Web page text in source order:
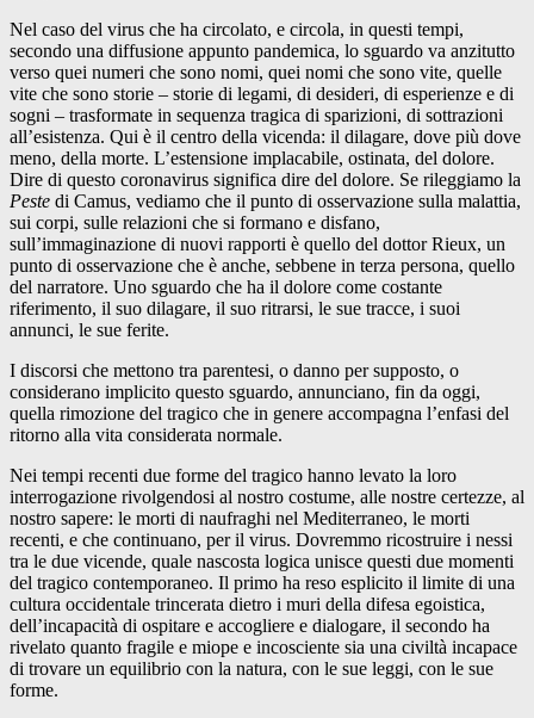
Nel caso del virus che ha circolato, e circola, in questi tempi,
secondo una diffusione appunto pandemica, lo sguardo va anzitutto
verso quei numeri che sono nomi, quei nomi che sono vite, quelle
vite che sono storie – storie di legami, di desideri, di esperienze e di
sogni – trasformate in sequenza tragica di sparizioni, di sottrazioni
all’esistenza. Qui è il centro della vicenda: il dilagare, dove più dove
meno, della morte. L’estensione implacabile, ostinata, del dolore.
Dire di questo coronavirus significa dire del dolore. Se rileggiamo la
Peste di Camus, vediamo che il punto di osservazione sulla malattia,
sui corpi, sulle relazioni che si formano e disfano,
sull’immaginazione di nuovi rapporti è quello del dottor Rieux, un
punto di osservazione che è anche, sebbene in terza persona, quello
del narratore. Uno sguardo che ha il dolore come costante
riferimento, il suo dilagare, il suo ritrarsi, le sue tracce, i suoi
annunci, le sue ferite.
I discorsi che mettono tra parentesi, o danno per supposto, o
considerano implicito questo sguardo, annunciano, fin da oggi,
quella rimozione del tragico che in genere accompagna l’enfasi del
ritorno alla vita considerata normale.
Nei tempi recenti due forme del tragico hanno levato la loro
interrogazione rivolgendosi al nostro costume, alle nostre certezze, al
nostro sapere: le morti di naufraghi nel Mediterraneo, le morti
recenti, e che continuano, per il virus. Dovremmo ricostruire i nessi
tra le due vicende, quale nascosta logica unisce questi due momenti
del tragico contemporaneo. Il primo ha reso esplicito il limite di una
cultura occidentale trincerata dietro i muri della difesa egoistica,
dell’incapacità di ospitare e accogliere e dialogare, il secondo ha
rivelato quanto fragile e miope e incosciente sia una civiltà incapace
di trovare un equilibrio con la natura, con le sue leggi, con le sue
forme.